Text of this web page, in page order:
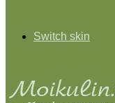
Switch skin